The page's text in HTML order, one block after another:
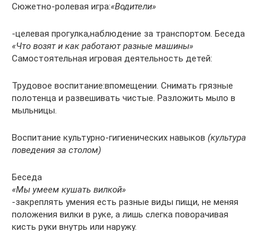
Сюжетно-ролевая игра:«Водители»
-целевая прогулка,наблюдение за транспортом. Беседа
«Что возят и как работают разные машины»
Самостоятельная игровая деятельность детей:
Трудовое воспитание:впомещении. Снимать грязные
полотенца и развешивать чистые. Разложить мыло в
мыльницы.
Воспитание культурно-гигиенических навыков (культура
поведения за столом)
Беседа
«Мы умеем кушать вилкой»
-закреплять умения есть разные виды пищи, не меняя
положения вилки в руке, а лишь слегка поворачивая
кисть руки внутрь или наружу.